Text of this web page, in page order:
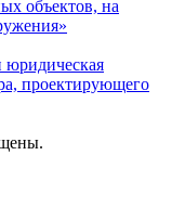
объектов, на
юридическая
проектирующего